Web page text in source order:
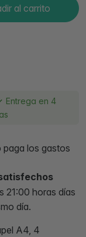
al carrito
Entrega en 4
paga los gastos
21:00 horas días
día.
A4, 4